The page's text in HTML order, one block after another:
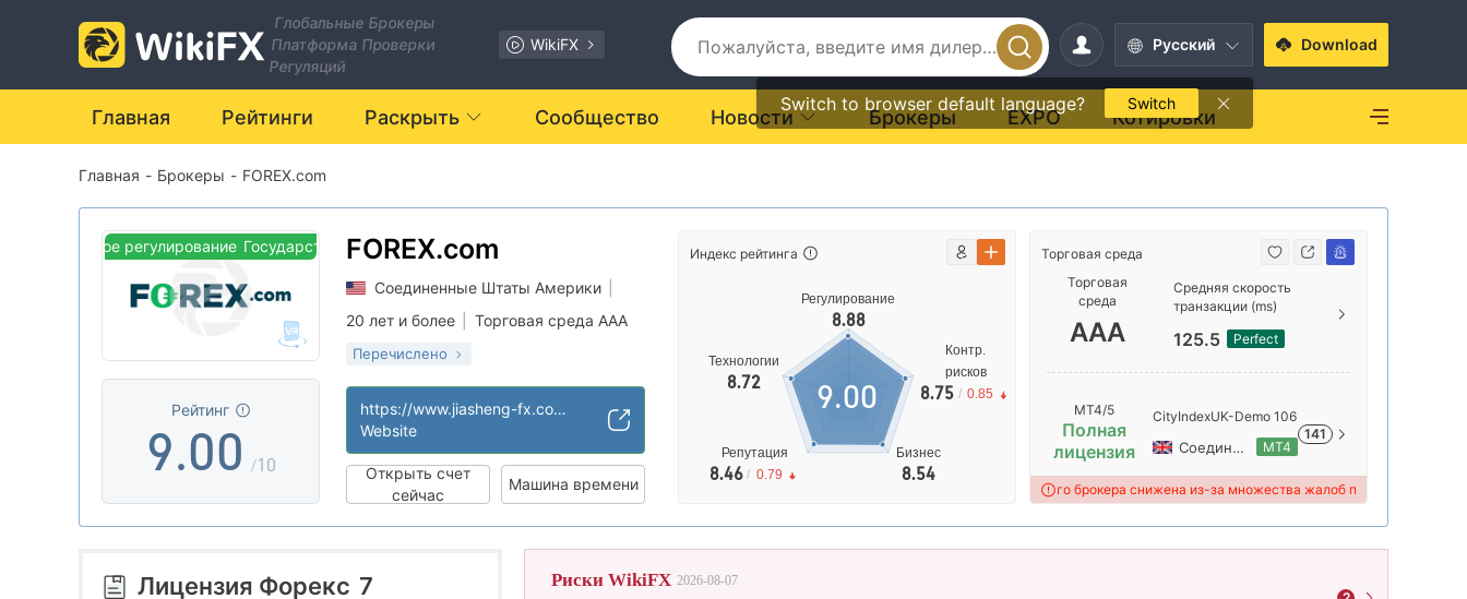
Глобальные Брокеры
Платформа Проверки
Регуляций
WikiFX Pусский
Switch to browser default language? Switch
Download
Главная Рейтинги Раскрыть Сообщество Новости Брокеры EXPO Котировки
Главная - Брокеры - FOREX.com
регулирование Государственное регулирование
Рейтинг
3
4
5
6
7
8
9.0
1
2
0
1
2
/10
FOREX.com
Соединенные Штаты Америки
20 лет и более
Торговая среда AAA
Перечислено
Маркет-Мейкинг (MM)
Основной стандарт MT4
| Глобальные операции
Высокие потенциальные риски
https://www.jiasheng-fx.com/cn/lp/TVC/?cid=0010023362&dclid=CIz1teG74vsCFVlODwId8VEMmw
Website
Открыть счет
сейчас
Машина времени
Индекс рейтинга
Регулирование
8.88
Технологии
8.72
Репутация
8.46 / 0.79
Бизнес
8.54
Контр.
рисков
8.75 / 0.85
9.00
Торговая среда
Торговая
среда
AAA
Средняя скорость
транзакции (ms)
125.5 Perfect
MT4/5
Полная
лицензия
CityIndexUK-Demo 106
Соединенное Королевство MT4
141
Оценка WikiFX этого брокера снижена из-за множества жалоб поступивших от
Лицензия Форекс 7 Риски WikiFX 2026-08-07